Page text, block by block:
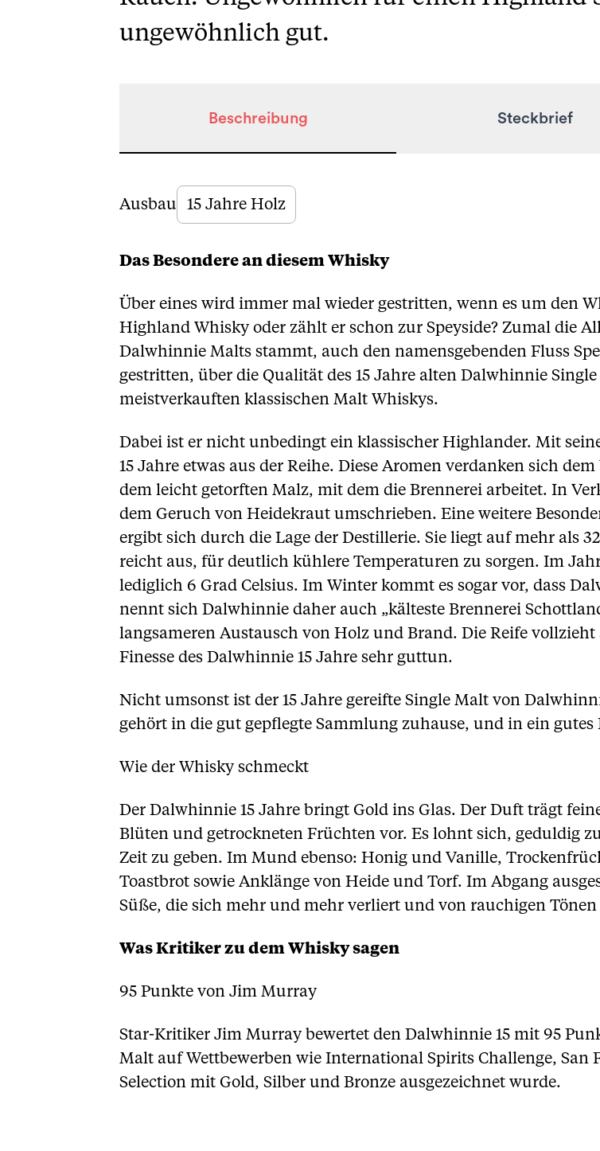
ungewöhnlich gut.
Beschreibung Steckbrief
Beschreibung
Ausbau 15 Jahre Holz
Das Besondere an diesem Whisky
Über eines wird immer mal wieder gestritten, wenn es um den
Highland Whisky oder zählt er schon zur Speyside? Zumal die
Dalwhinnie Malts stammt, auch den namensgebenden Fluss
gestritten, über die Qualität des 15 Jahre alten Dalwhinnie
meistverkauften klassischen Malt Whiskys.
Dabei ist er nicht unbedingt ein klassischer Highlander. Mit
15 Jahre etwas aus der Reihe. Diese Aromen verdanken sich
dem leicht getorften Malz, mit dem die Brennerei arbeitet. In
dem Geruch von Heidekraut umschrieben. Eine weitere
ergibt sich durch die Lage der Destillerie. Sie liegt auf mehr als
reicht aus, für deutlich kühlere Temperaturen zu sorgen. Im
lediglich 6 Grad Celsius. Im Winter kommt es sogar vor, dass
nennt sich Dalwhinnie daher auch „kälteste Brennerei
langsameren Austausch von Holz und Brand. Die Reife
Finesse des Dalwhinnie 15 Jahre sehr guttun.
Nicht umsonst ist der 15 Jahre gereifte Single Malt von
gehört in die gut gepflegte Sammlung zuhause, und in ein gutes
Wie der Whisky schmeckt
Der Dalwhinnie 15 Jahre bringt Gold ins Glas. Der Duft trägt
Blüten und getrockneten Früchten vor. Es lohnt sich, geduldig
Zeit zu geben. Im Mund ebenso: Honig und Vanille,
Toastbrot sowie Anklänge von Heide und Torf. Im Abgang
Süße, die sich mehr und mehr verliert und von rauchigen Tönen
Was Kritiker zu dem Whisky sagen
95 Punkte von Jim Murray
Star-Kritiker Jim Murray bewertet den Dalwhinnie 15 mit 95
Malt auf Wettbewerben wie International Spirits Challenge,
Selection mit Gold, Silber und Bronze ausgezeichnet wurde.